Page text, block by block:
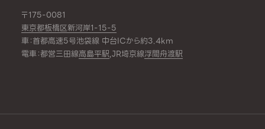
〒175-0081
東京都板橋区新河岸1-15-5
車：首都高速5号池袋線 中台ICから約3.4km
電車：都営三田線高島平駅,JR埼京線浮間舟渡駅